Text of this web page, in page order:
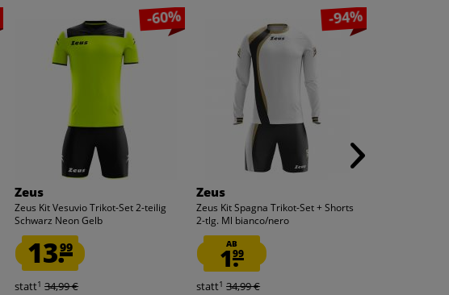
-60%
Zeus
Zeus Kit Vesuvio Trikot-Set 2-teilig
Schwarz Neon Gelb
13.99
statt1 34,99 €
-94%
Zeus
Zeus Kit Spagna Trikot-Set + Shorts
2-tlg. Ml bianco/nero
AB
1.99
statt1 34,99 €